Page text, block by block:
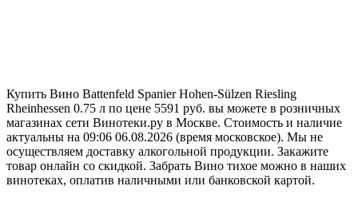
Купить Вино Battenfeld Spanier Hohen-Sülzen Riesling
Rheinhessen 0.75 л по цене 5591 руб. вы можете в розничных
магазинах сети Винотеки.ру в Москве. Стоимость и наличие
актуальны на 09:06 06.08.2026 (время московское). Мы не
осуществляем доставку алкогольной продукции. Закажите
товар онлайн со скидкой. Забрать Вино тихое можно в наших
винотеках, оплатив наличными или банковской картой.